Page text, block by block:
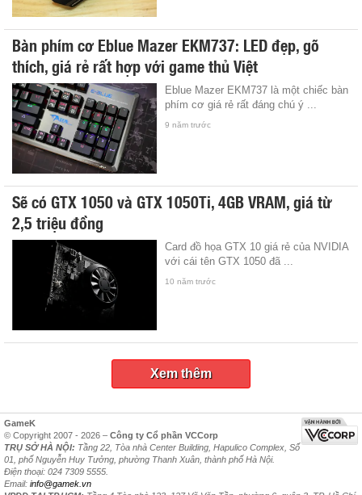
Bàn phím cơ Eblue Mazer EKM737: LED đẹp, gõ
thích, giá rẻ rất hợp với game thủ Việt
Eblue Mazer EKM737 là một chiếc bàn
phím cơ giá rẻ rất đáng chú ý ...
9 năm trước
Sẽ có GTX 1050 và GTX 1050Ti, 4GB VRAM, giá từ
2,5 triệu đồng
Card đồ họa GTX 10 giá rẻ của NVIDIA
với cái tên GTX 1050 đã ...
10 năm trước
Xem thêm
GameK
© Copyright 2007 - 2026 – Công ty Cổ phần VCCorp
TRỤ SỞ HÀ NỘI: Tầng 22, Tòa nhà Center Building, Hapulico Complex, Số
01, phố Nguyễn Huy Tưởng, phường Thanh Xuân, thành phố Hà Nội.
Điện thoại: 024 7309 5555.
Email: info@gamek.vn